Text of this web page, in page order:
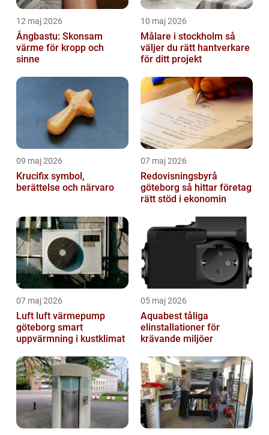
12 maj 2026
Ångbastu: Skonsam
värme för kropp och
sinne
10 maj 2026
Målare i stockholm så
väljer du rätt hantverkare
för ditt projekt
09 maj 2026
Krucifix symbol,
berättelse och närvaro
07 maj 2026
Redovisningsbyrå
göteborg så hittar företag
rätt stöd i ekonomin
07 maj 2026
Luft luft värmepump
göteborg smart
uppvärmning i kustklimat
05 maj 2026
Aquabest tåliga
elinstallationer för
krävande miljöer